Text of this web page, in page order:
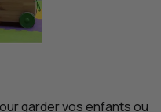
garder vos enfants ou